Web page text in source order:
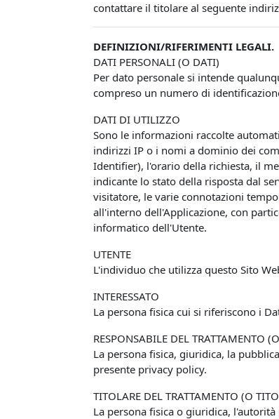
contattare il titolare al seguente
DEFINIZIONI/RIFERIMENTI LEGALI.
DATI PERSONALI (O DATI)
Per dato personale si intende
compreso un numero di
DATI DI UTILIZZO
Sono le informazioni raccolte
indirizzi IP o i nomi a dominio dei
Identifier), l'orario della richiesta, il
indicante lo stato della risposta dal
visitatore, le varie connotazioni
all'interno dell'Applicazione, con
informatico dell'Utente.
UTENTE
L'individuo che utilizza questo Sito
INTERESSATO
La persona fisica cui si riferiscono i
RESPONSABILE DEL TRATTAMENTO
La persona fisica, giuridica, la
presente privacy policy.
TITOLARE DEL TRATTAMENTO (O
La persona fisica o giuridica,